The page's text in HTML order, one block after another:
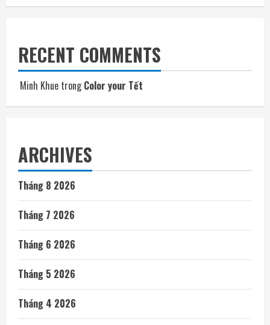
RECENT COMMENTS
Minh Khue trongColor your Tết
ARCHIVES
Tháng 8 2026
Tháng 7 2026
Tháng 6 2026
Tháng 5 2026
Tháng 4 2026